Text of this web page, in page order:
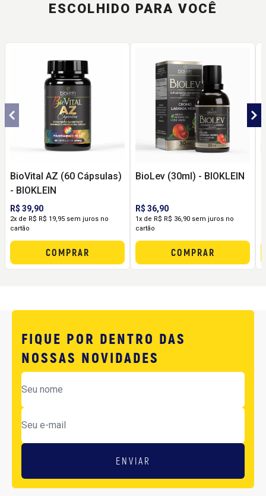
ESCOLHIDO PARA VOCÊ
BioVital AZ (60 Cápsulas)
- BIOKLEIN
R$ 39,90
2x de R$ R$ 19,95 sem juros no
cartão
COMPRAR
BioLev (30ml) - BIOKLEIN
R$ 36,90
1x de R$ R$ 36,90 sem juros no
cartão
COMPRAR
FIQUE POR DENTRO DAS
NOSSAS NOVIDADES
ENVIAR